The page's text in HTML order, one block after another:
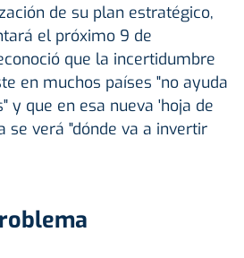
de su plan estratégico,
el próximo 9 de
que la incertidumbre
en muchos países "no ayuda
y que en esa nueva 'hoja de
se verá "dónde va a invertir